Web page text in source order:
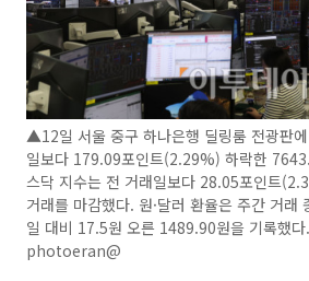
▲12일 서울 중구 하나은행 딜링룸 전광판
일보다 179.09포인트(2.29%) 하락한
스닥 지수는 전 거래일보다 28.05포인트
거래를 마감했다. 원·달러 환율은 주간 거
일 대비 17.5원 오른 1489.90원을 기록했
photoeran@